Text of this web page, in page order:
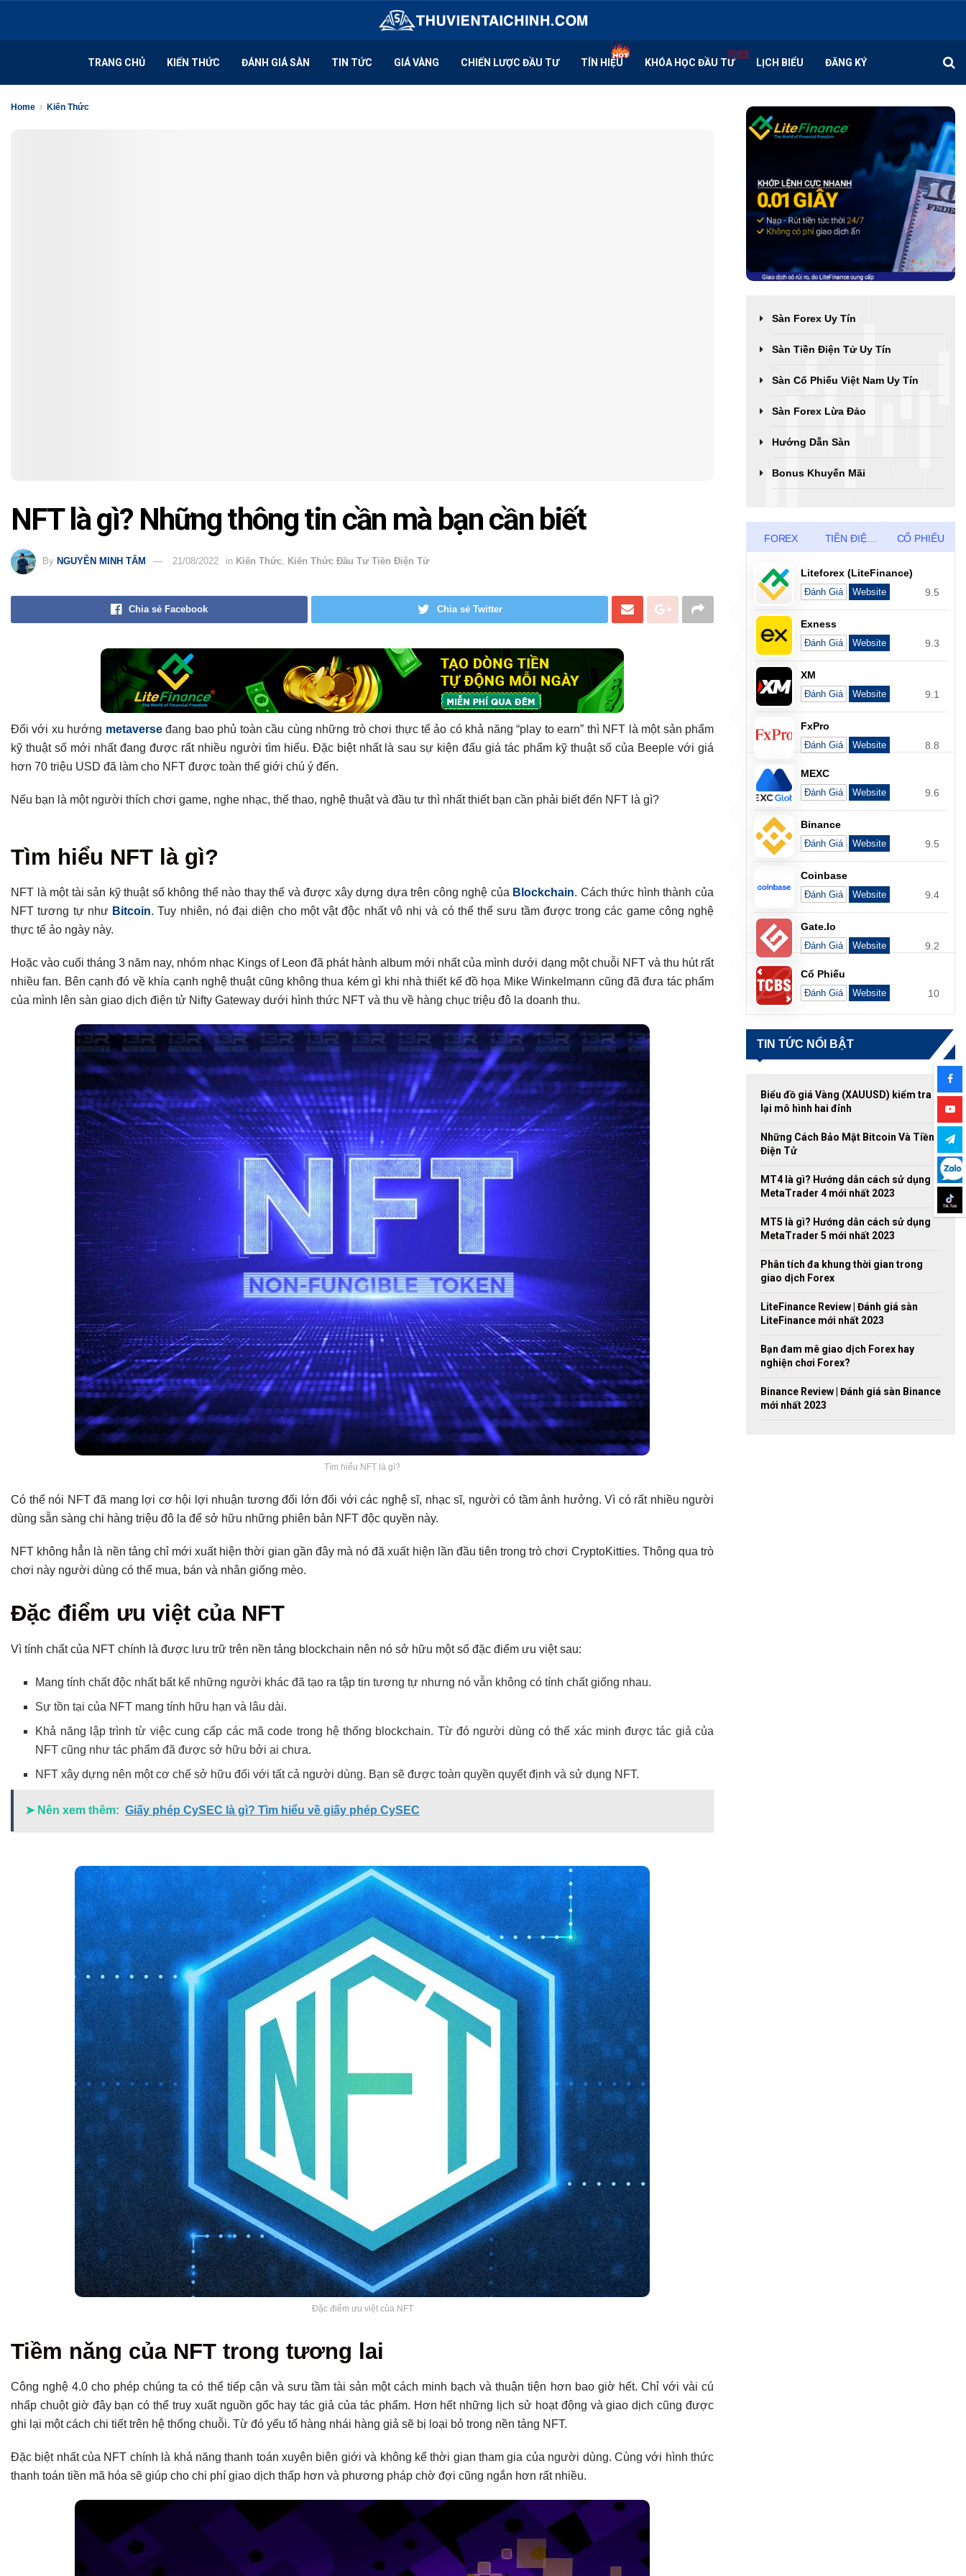
TRANG CHỦ KIẾN THỨC ĐÁNH GIÁ SÀN TIN TỨC GIÁ VÀNG CHIẾN LƯỢC ĐẦU TƯ TÍN HIỆU KHÓA HỌC ĐẦU TƯ LỊCH BIỂU ĐĂNG KÝ
Home Kiến Thức
NFT là gì? Những thông tin cần mà bạn cần biết
By NGUYỄN MINH TÂM 21/08/2022 in Kiến Thức Kiến Thức Đầu Tư Tiền Điện Tử
Chia sẻ Facebook Chia sẻ Twitter
Đối với xu hướng metaverseđang bao phủ toàn cầu cùng những trò chơi thực tế ảo có khả năng “play to earn” thì NFT là một sản phẩm
kỹ thuật số mới nhất đang được rất nhiều người tìm hiểu. Đặc biệt nhất là sau sự kiện đấu giá tác phẩm kỹ thuật số của Beeple với giá
hơn 70 triệu USD đã làm cho NFT được toàn thế giới chú ý đến.
Nếu bạn là một người thích chơi game, nghe nhạc, thể thao, nghệ thuật và đầu tư thì nhất thiết bạn cần phải biết đến NFT là gì?
Tìm hiểu NFT là gì?
Đặc điểm ưu việt của NFT
Tiềm năng của NFT trong tương lai
Ứng dụng của NFT
Theo dõi thông số kỹ thuật
Ứng dụng trong game
Phát triển nội dung số
Vé tham gia sự kiện
Làm thế nào để sở hữu NFT?
Có thể bạn chưa biết
Tìm hiểu NFT là gì?
NFT là một tài sản kỹ thuật số không thể nào thay thế và được xây dựng dựa trên công nghệ của Blockchain. Cách thức hình thành của
NFT tương tự như Bitcoin. Tuy nhiên, nó đại diện cho một vật độc nhất vô nhị và có thể thể sưu tầm được trong các game công nghệ
thực tế ảo ngày này.
Hoặc vào cuối tháng 3 năm nay, nhóm nhạc Kings of Leon đã phát hành album mới nhất của mình dưới dạng một chuỗi NFT và thu hút rất
nhiều fan. Bên cạnh đó về khía cạnh nghệ thuật cũng không thua kém gì khi nhà thiết kế đồ họa Mike Winkelmann cũng đã đưa tác phẩm
của mình lên sàn giao dịch điện tử Nifty Gateway dưới hình thức NFT và thu về hàng chục triệu đô la doanh thu.
Tìm hiểu NFT là gì?
Có thể nói NFT đã mang lợi cơ hội lợi nhuận tương đối lớn đối với các nghệ sĩ, nhạc sĩ, người có tầm ảnh hưởng. Vì có rất nhiều người
dùng sẵn sàng chi hàng triệu đô la để sở hữu những phiên bản NFT độc quyền này.
NFT không hẳn là nền tảng chỉ mới xuất hiện thời gian gần đây mà nó đã xuất hiện lần đầu tiên trong trò chơi CryptoKitties. Thông qua trò
chơi này người dùng có thể mua, bán và nhân giống mèo.
Đặc điểm ưu việt của NFT
Vì tính chất của NFT chính là được lưu trữ trên nền tảng blockchain nên nó sở hữu một số đặc điểm ưu việt sau:
Mang tính chất độc nhất bất kể những người khác đã tạo ra tập tin tương tự nhưng nó vẫn không có tính chất giống nhau.
Sự tồn tại của NFT mang tính hữu hạn và lâu dài.
Khả năng lập trình từ việc cung cấp các mã code trong hệ thống blockchain. Từ đó người dùng có thể xác minh được tác giả của
NFT cũng như tác phẩm đã được sở hữu bởi ai chưa.
NFT xây dựng nên một cơ chế sở hữu đối với tất cả người dùng. Bạn sẽ được toàn quyền quyết định và sử dụng NFT.
➤ Nên xem thêm: Giấy phép CySEC là gì? Tìm hiểu về giấy phép CySEC
Đặc điểm ưu việt của NFT
Tiềm năng của NFT trong tương lai
Công nghệ 4.0 cho phép chúng ta có thể tiếp cận và sưu tầm tài sản một cách minh bạch và thuận tiện hơn bao giờ hết. Chỉ với vài cú
nhấp chuột giờ đây bạn có thể truy xuất nguồn gốc hay tác giả của tác phẩm. Hơn hết những lịch sử hoạt động và giao dịch cũng được
ghi lại một cách chi tiết trên hệ thống chuỗi. Từ đó yếu tố hàng nhái hàng giả sẽ bị loại bỏ trong nền tảng NFT.
Đặc biệt nhất của NFT chính là khả năng thanh toán xuyên biên giới và không kể thời gian tham gia của người dùng. Cùng với hình thức
thanh toán tiền mã hóa sẽ giúp cho chi phí giao dịch thấp hơn và phương pháp chờ đợi cũng ngắn hơn rất nhiều.
Sàn Forex Uy Tín
Sàn Tiền Điện Tử Uy Tín
Sàn Cổ Phiếu Việt Nam Uy Tín
Sàn Forex Lừa Đảo
Hướng Dẫn Sàn
Bonus Khuyến Mãi
FOREX TIỀN ĐIỆN TỬ CỔ PHIẾU
Liteforex (LiteFinance)
Đánh Giá Website 9.5
Exness
Đánh Giá Website 9.3
XM
Đánh Giá Website 9.1
FxPro
Đánh Giá Website 8.8
MEXC
Đánh Giá Website 9.6
Binance
Đánh Giá Website 9.5
Coinbase
Đánh Giá Website 9.4
Gate.io
Đánh Giá Website 9.2
Cổ Phiếu
Đánh Giá Website 10
TIN TỨC NỔI BẬT
Biểu đồ giá Vàng (XAUUSD) kiểm tra
lại mô hình hai đỉnh
Những Cách Bảo Mật Bitcoin Và Tiền
Điện Tử
MT4 là gì? Hướng dẫn cách sử dụng
MetaTrader 4 mới nhất 2023
MT5 là gì? Hướng dẫn cách sử dụng
MetaTrader 5 mới nhất 2023
Phân tích đa khung thời gian trong
giao dịch Forex
LiteFinance Review | Đánh giá sàn
LiteFinance mới nhất 2023
Bạn đam mê giao dịch Forex hay
nghiện chơi Forex?
Binance Review | Đánh giá sàn Binance
mới nhất 2023